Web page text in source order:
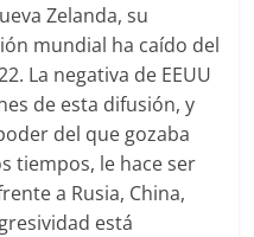
Zelanda, su
mundial ha caído del
La negativa de EEUU
de esta difusión, y
del que gozaba
tiempos, le hace ser
a Rusia, China,
está